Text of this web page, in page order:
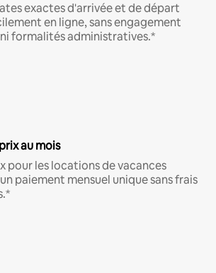
exactes d'arrivée et de départ
en ligne, sans engagement
formalités administratives.*
au mois
pour les locations de vacances
paiement mensuel unique sans frais